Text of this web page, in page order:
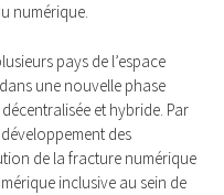
numérique.
pays de l’espace
une nouvelle phase
et hybride. Par
des
de la fracture numérique
inclusive au sein de